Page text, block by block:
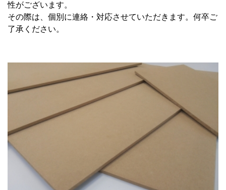
性がございます。
その際は、個別に連絡・対応させていただきます。何卒ご
了承ください。